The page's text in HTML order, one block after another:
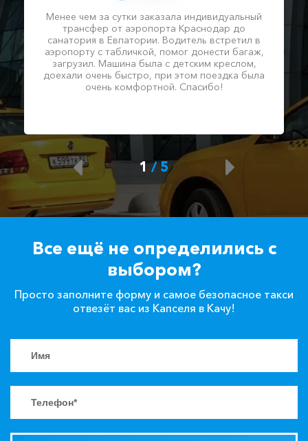
Менее чем за сутки заказала индивидуальный
трансфер от аэропорта Краснодар до
санатория в Евпатории. Водитель встретил в
аэропорту с табличкой, помог донести багаж,
загрузил. Машина была с детским креслом,
доехали очень быстро, при этом поездка была
очень комфортной. Спасибо!
1/ 5
Все ещё не определились с
выбором?
Просто заполните форму и самое безопасное такси
отвезёт вас из Капселя в Качу!